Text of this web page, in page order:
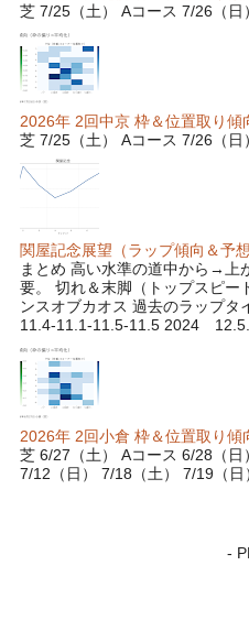
芝 7/25（土） Aコース 7/26（日
2026年 2回中京 枠＆位置取り傾
芝 7/25（土） Aコース 7/26（日
関屋記念展望（ラップ傾向＆予
まとめ 高い水準の道中から→上
要。 切れ＆末脚（トップスピ
ンスオブカオス 過去のラップ
11.4-11.1-11.5-11.5 2024
2026年 2回小倉 枠＆位置取り傾
芝 6/27（土） Aコース 6/28（日
7/12（日） 7/18（土） 7/19（日
-